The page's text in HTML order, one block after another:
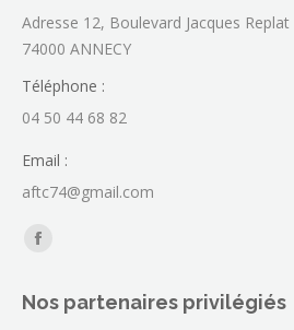
Adresse 12, Boulevard Jacques Replat
74000 ANNECY
Téléphone :
04 50 44 68 82
Email :
aftc74@gmail.com
Trouvez nous sur :
La
Facebook
Nos partenaires privilégiés